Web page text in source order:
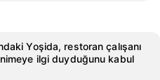
Yoşida, restoran çalışanı
ilgi duyduğunu kabul